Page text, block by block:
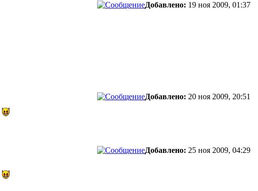
Добавлено: 19 ноя 2009, 01:37
Добавлено: 20 ноя 2009, 20:51
Добавлено: 25 ноя 2009, 04:29